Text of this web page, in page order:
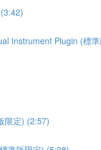
Instrument Plugin (標
限定) (2:57)